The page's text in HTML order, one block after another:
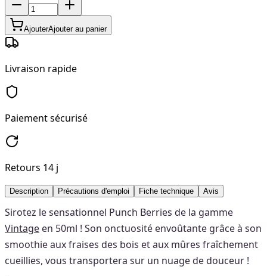
AjouterAjouter au panier
Livraison rapide
Paiement sécurisé
Retours 14 j
Description Précautions d'emploi Fiche technique Avis
Sirotez le sensationnel Punch Berries de la gamme
Vintage en 50ml ! Son onctuosité envoûtante grâce à son
smoothie aux fraises des bois et aux mûres fraîchement
cueillies, vous transportera sur un nuage de douceur !